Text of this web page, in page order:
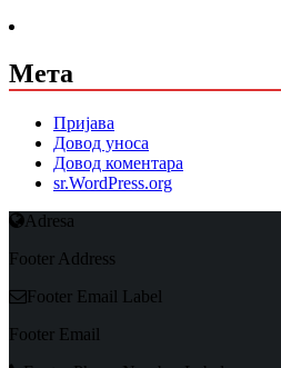
Мета
Пријава
Довод уноса
Довод коментара
sr.WordPress.org
Adresa
Footer Address
Footer Email Label
Footer Email